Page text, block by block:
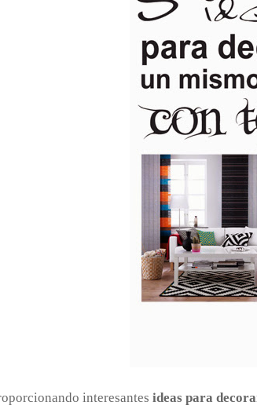
interesantes ideas para